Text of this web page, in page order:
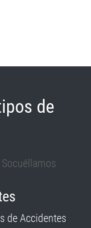
de
de Accidentes